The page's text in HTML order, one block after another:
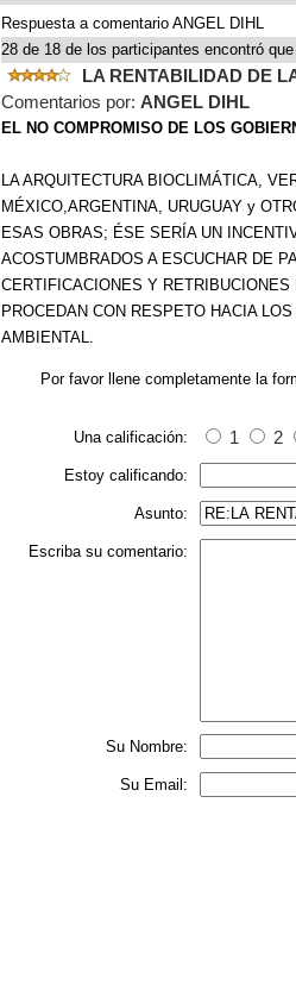
Respuesta a comentario ANGEL DIHL
28 de 18 de los participantes encontró
LA RENTABILIDAD DE
Comentarios por: ANGEL DIHL
EL NO COMPROMISO DE LOS
LA ARQUITECTURA BIOCLIMÁTICA,
MÉXICO,ARGENTINA, URUGUAY y
ESAS OBRAS; ÉSE SERÍA UN
ACOSTUMBRADOS A ESCUCHAR DE
CERTIFICACIONES Y
PROCEDAN CON RESPETO HACIA
AMBIENTAL.
Por favor llene completamente la
Una calificación: 1 2
Estoy calificando:
Asunto:
Escriba su comentario:
Su Nombre:
Su Email: